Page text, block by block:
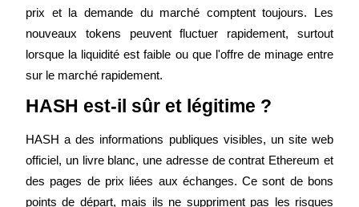
Jusqu'à 65 % de commissions !
Parrainage
prix et la demande du marché comptent toujours. Les
nouveaux tokens peuvent fluctuer rapidement, surtout
lorsque la liquidité est faible ou que l'offre de minage entre
sur le marché rapidement.
HASH est-il sûr et légitime ?
HASH a des informations publiques visibles, un site web
officiel, un livre blanc, une adresse de contrat Ethereum et
des pages de prix liées aux échanges. Ce sont de bons
points de départ, mais ils ne suppriment pas les risques